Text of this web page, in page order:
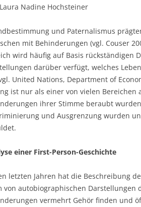
Nadine Hochsteiner
und Paternalismus
mit Behinderungen (vgl. Couser
wird häufig auf Basis rückständigen
darüber verfügt, welches
United Nations, Department of
ist nur als einer von vielen
ihrer Stimme beraubt
und Ausgrenzung wurden
einer First-Person-Geschichte
letzten Jahren hat die Beschreibung
von autobiographischen Darstellungen
vermehrt Gehör finden und